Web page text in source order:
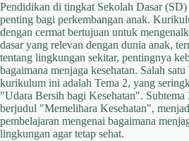
Pendidikan di tingkat Sekolah Dasar
penting bagi perkembangan anak.
dengan cermat bertujuan untuk
dasar yang relevan dengan dunia anak,
tentang lingkungan sekitar, pentingnya
bagaimana menjaga kesehatan. Salah
kurikulum ini adalah Tema 2, yang
"Udara Bersih bagi Kesehatan". Subtema
berjudul "Memelihara Kesehatan",
pembelajaran mengenai bagaimana
lingkungan agar tetap sehat.